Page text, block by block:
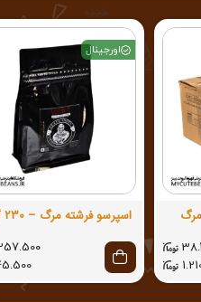
اورجینال
اسپرسو فرشته مرگ – 230 گرمی